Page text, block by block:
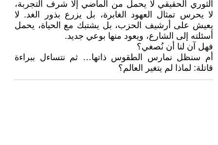
الثوري الحقيقي لا يحمل من الماضي إلا شرف التجربة،
لا يحرس تمثال العهود الغابرة، بل يزرع بذور الغد. لا
يعيش على أرشيف الحزب، بل يشتبك مع الحياة، يحمل
أسئلته إلى الشارع، ويعود منها بوعي جديد.
فهل آن لنا أن نُصغي؟
أم سنظل نمارس الطقوس ذاتها… ثم نتساءل ببراءة
قاتلة: لماذا لم يتغير العالم؟